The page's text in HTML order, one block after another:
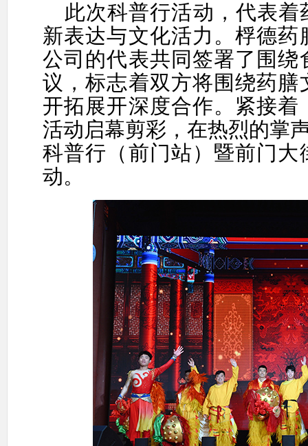
此次科普行活动，代表
新表达与文化活力。桴德药
公司的代表共同签署了 围绕
议，标志着双方将围绕药
开拓展开深度合作。紧接
活动启幕剪彩，在热烈的掌
科普行 （前门站）暨前门 大
动。